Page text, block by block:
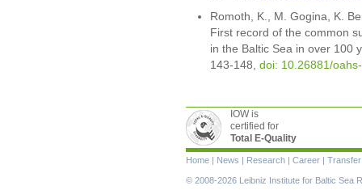
Romoth, K., M. Gogina, K.
First record of the common
in the Baltic Sea in over 100
143-148, doi: 10.26881/
IOW is
certified for
Total E-Quality
Skip
navigation
Home | News | Research | Career | Transfer
© 2008-2026 Leibniz Institute for Baltic Sea